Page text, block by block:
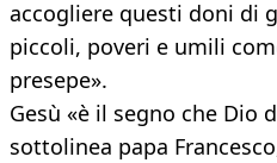
accogliere questi doni di
piccoli, poveri e umili
presepe».
Gesù «è il segno che Dio
sottolinea papa